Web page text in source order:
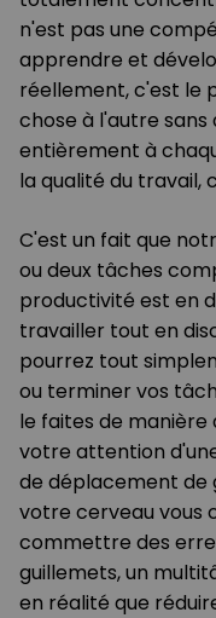
n'est pas une
apprendre et
réellement, c'est le
chose à l'autre sans
entièrement à
la qualité du travail,
C'est un fait que
ou deux tâches
productivité est en
travailler tout en
pourrez tout
ou terminer vos
le faites de manière
votre attention
de déplacement de
votre cerveau vous
commettre des
guillemets, un
en réalité que